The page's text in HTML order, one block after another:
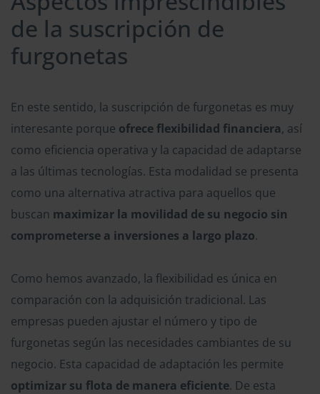
de la suscripción de
furgonetas
En este sentido, la suscripción de furgonetas es muy
interesante porque ofrece flexibilidad financiera, así
como eficiencia operativa y la capacidad de adaptarse
a las últimas tecnologías. Esta modalidad se presenta
como una alternativa atractiva para aquellos que
buscan maximizar la movilidad de su negocio sin
comprometerse a inversiones a largo plazo.
Como hemos avanzado, la flexibilidad es única en
comparación con la adquisición tradicional. Las
empresas pueden ajustar el número y tipo de
furgonetas según las necesidades cambiantes de su
negocio. Esta capacidad de adaptación les permite
optimizar su flota de manera eficiente. De esta